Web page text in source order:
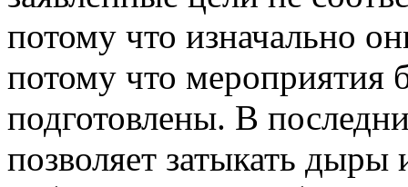
потому что изначально
потому что
подготовлены. В
позволяет затыкать